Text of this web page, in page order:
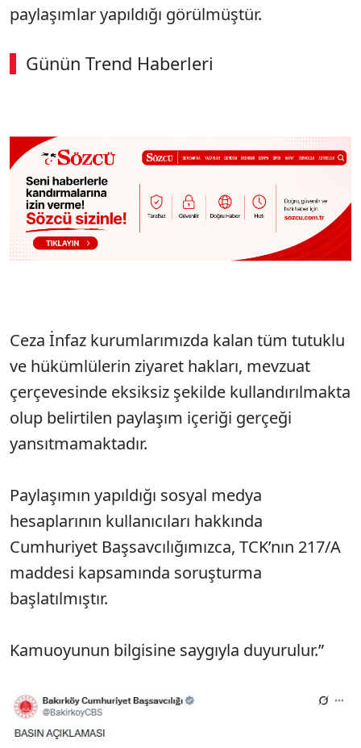
paylaşımlar yapıldığı görülmüştür.
Günün Trend Haberleri
00:02 / 03:08
Ceza İnfaz kurumlarımızda kalan tüm tutuklu
ve hükümlülerin ziyaret hakları, mevzuat
çerçevesinde eksiksiz şekilde kullandırılmakta
olup belirtilen paylaşım içeriği gerçeği
yansıtmamaktadır.
Paylaşımın yapıldığı sosyal medya
hesaplarının kullanıcıları hakkında
Cumhuriyet Başsavcılığımızca, TCK’nın 217/A
maddesi kapsamında soruşturma
başlatılmıştır.
Kamuoyunun bilgisine saygıyla duyurulur.”